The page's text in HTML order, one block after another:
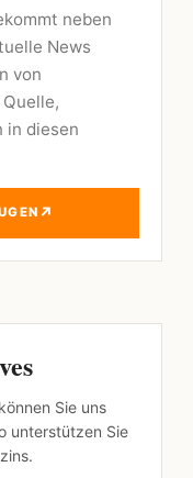
neben
News
von
in diesen
↗
Sie uns
unterstützen Sie